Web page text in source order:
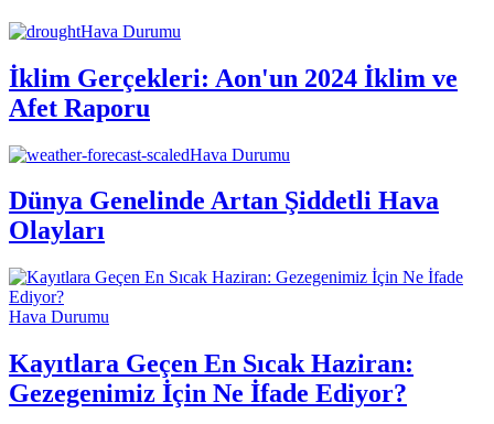
Hava Durumu
İklim Gerçekleri: Aon'un 2024 İklim ve
Afet Raporu
Hava Durumu
Dünya Genelinde Artan Şiddetli Hava
Olayları
Hava Durumu
Kayıtlara Geçen En Sıcak Haziran:
Gezegenimiz İçin Ne İfade Ediyor?